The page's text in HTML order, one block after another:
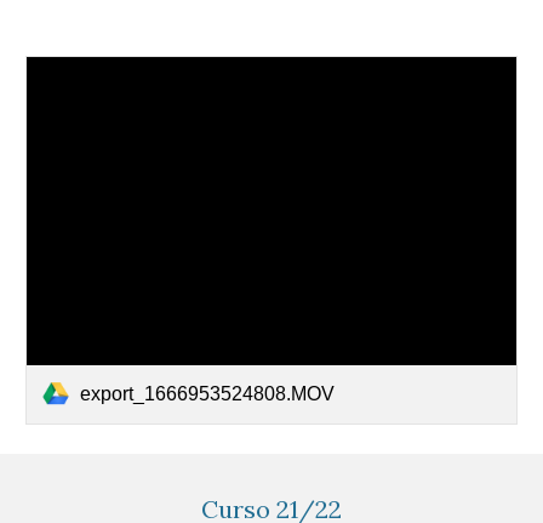
export_1666953524808.MOV
Curso 21/22